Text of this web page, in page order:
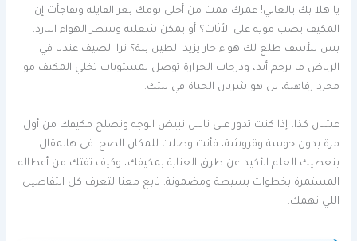
يا هلا بك يالغالي! عمرك قمت من أحلى نومك بعز القايلة وتفاجأت إن
المكيف يصب مويه على الأثاث؟ أو يمكن شغلته وتنتظر الهواء البارد،
بس للأسف طلع لك هواء حار يزيد الطين بلة؟ ترا الصيف عندنا في
الرياض ما يرحم أبد، ودرجات الحرارة توصل لمستويات تخلي المكيف مو
مجرد رفاهية، بل هو شريان الحياة في بيتك.
عشان كذا، إذا كنت تدور على ناس تبيض الوجه وتصلح مكيفك من أول
مرة بدون حوسة وقروشة، فأنت وصلت للمكان الصح. في هالمقال
بنعطيك العلم الأكيد عن طرق العناية بمكيفك، وكيف تفتك من أعطاله
المستمرة بخطوات بسيطة ومضمونة. تابع معنا لتعرف كل التفاصيل
اللي تهمك.